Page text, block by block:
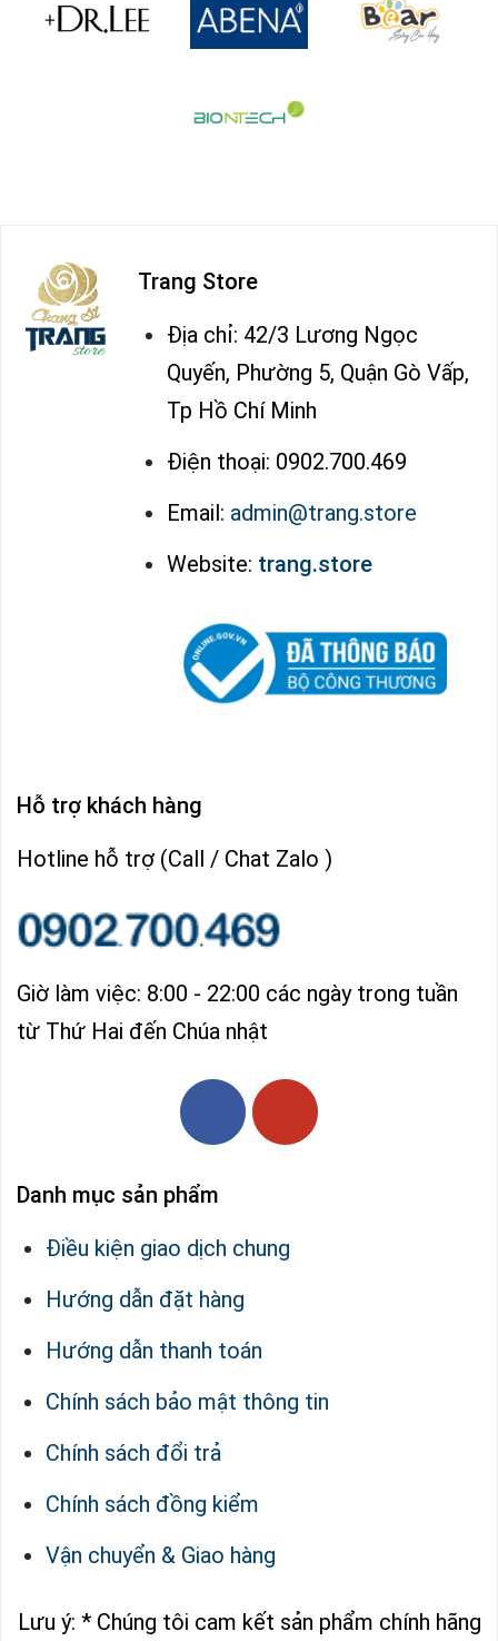
Trang Store
Địa chỉ: 42/3 Lương Ngọc
Quyến, Phường 5, Quận Gò Vấp,
Tp Hồ Chí Minh
Điện thoại: 0902.700.469
Email: admin@trang.store
Website: trang.store
Hỗ trợ khách hàng
Hotline hỗ trợ (Call / Chat Zalo )
Giờ làm việc: 8:00 - 22:00 các ngày trong tuần
từ Thứ Hai đến Chúa nhật
Danh mục sản phẩm
Điều kiện giao dịch chung
Hướng dẫn đặt hàng
Hướng dẫn thanh toán
Chính sách bảo mật thông tin
Chính sách đổi trả
Chính sách đồng kiểm
Vận chuyển & Giao hàng
Lưu ý: * Chúng tôi cam kết sản phẩm chính hãng